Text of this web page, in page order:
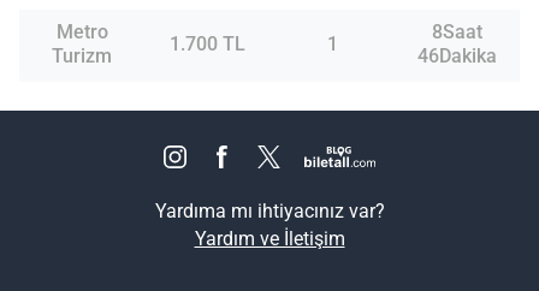
Metro
Turizm
1.700 TL 1
8Saat
46Dakika
Yardıma mı ihtiyacınız var?
Yardım ve İletişim